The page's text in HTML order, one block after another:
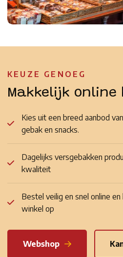
KEUZE GENOEG
Makkelijk online
Kies uit een breed aanbod
gebak en snacks.
Dagelijks versgebakken
kwaliteit
Bestel veilig en snel online
winkel op
Webshop